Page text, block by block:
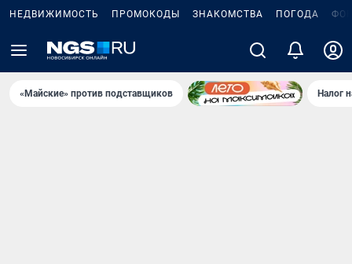
НЕДВИЖИМОСТЬ ПРОМОКОДЫ ЗНАКОМСТВА ПОГОДА
«Майские» против подставщиков Налог